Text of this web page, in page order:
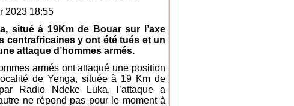
2023 18:55
situé à 19Km de Bouar sur l’axe
centrafricaines y ont été tués et un
attaque d’hommes armés.
armés ont attaqué une position
de Yenga, située à 19 Km de
Radio Ndeke Luka, l’attaque a
ne répond pas pour le moment à